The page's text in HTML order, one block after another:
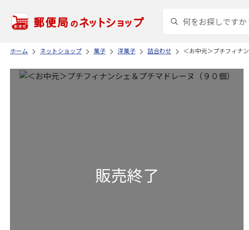
ホーム ネットショップ 菓子 洋菓子 詰合わせ ＜お中元＞プチフィナ